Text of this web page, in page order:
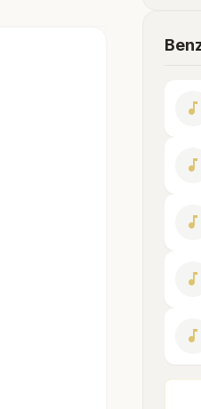
music_note
music_note
music_note
music_note
music_note